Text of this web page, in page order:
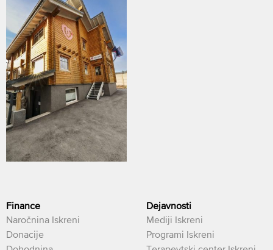
Finance
Naročnina Iskreni
Donacije
Dejavnosti
Mediji Iskreni
Programi Iskreni